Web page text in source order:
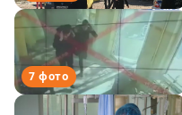
Выборы
2026
Скачай
Metro
7 фото